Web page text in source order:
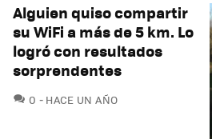
Alguien quiso compartir
su WiFi a más de 5 km. Lo
logró con resultados
sorprendentes
0 COMENTARIOS
HACE UN AÑO